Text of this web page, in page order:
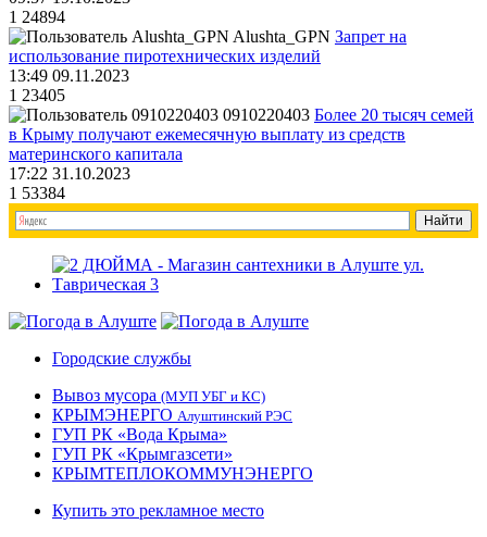
1 24894
Alushta_GPN Запрет на
использование пиротехнических изделий
13:49 09.11.2023
1 23405
0910220403 Более 20 тысяч семей
в Крыму получают ежемесячную выплату из средств
материнского капитала
17:22 31.10.2023
1 53384
Городские службы
Вывоз мусора (МУП УБГ и КС)
КРЫМЭНЕРГО Алуштинский РЭС
ГУП РК «Вода Крыма»
ГУП РК «Крымгазсети»
КРЫМТЕПЛОКОММУНЭНЕРГО
Купить это рекламное место